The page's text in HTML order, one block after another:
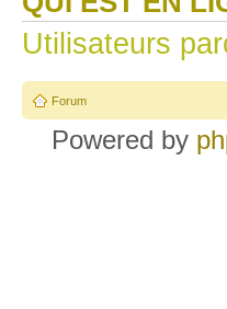
Utilisateurs
Forum
Powered by